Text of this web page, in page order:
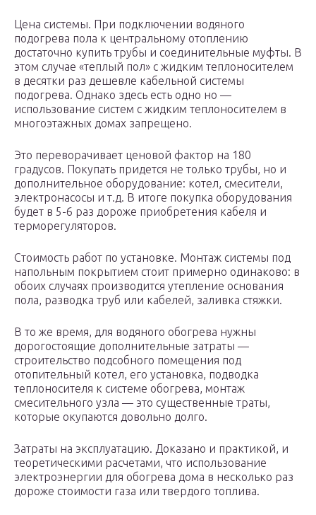
Цена системы. При подключении водяного
подогрева пола к центральному отоплению
достаточно купить трубы и соединительные муфты. В
этом случае «теплый пол» с жидким теплоносителем
в десятки раз дешевле кабельной системы
подогрева. Однако здесь есть одно но —
использование систем с жидким теплоносителем в
многоэтажных домах запрещено.
Это переворачивает ценовой фактор на 180
градусов. Покупать придется не только трубы, но и
дополнительное оборудование: котел, смесители,
электронасосы и т.д. В итоге покупка оборудования
будет в 5-6 раз дороже приобретения кабеля и
терморегуляторов.
Стоимость работ по установке. Монтаж системы под
напольным покрытием стоит примерно одинаково: в
обоих случаях производится утепление основания
пола, разводка труб или кабелей, заливка стяжки.
В то же время, для водяного обогрева нужны
дорогостоящие дополнительные затраты —
строительство подсобного помещения под
отопительный котел, его установка, подводка
теплоносителя к системе обогрева, монтаж
смесительного узла — это существенные траты,
которые окупаются довольно долго.
Затраты на эксплуатацию. Доказано и практикой, и
теоретическими расчетами, что использование
электроэнергии для обогрева дома в несколько раз
дороже стоимости газа или твердого топлива.